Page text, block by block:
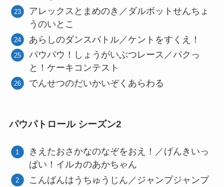
アレックスとまめのき／ダルボットせんちょ
うのいとこ
あらしのダンスバトル／ケントをすくえ！
パウパウ！しょうがいぶつレース／パクっ
と！ケーキコンテスト
でんせつのだいかいぞくあらわる
パウパトロール シーズン2
きえたおさかなのなぞをおえ！／げんきいっ
ぱい！イルカのあかちゃん
こんばんはうちゅうじん／ジャンプジャンプ